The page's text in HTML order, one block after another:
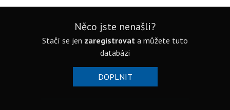
Něco jste nenašli?
Stačí se jen zaregistrovat a můžete tuto
databázi
DOPLNIT